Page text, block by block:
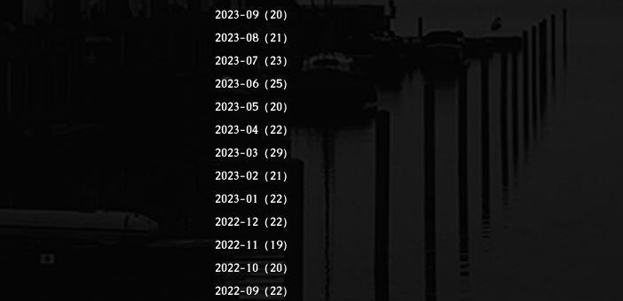
2023-09（20）
2023-08（21）
2023-07（23）
2023-06（25）
2023-05（20）
2023-04（22）
2023-03（29）
2023-02（21）
2023-01（22）
2022-12（22）
2022-11（19）
2022-10（20）
2022-09（22）